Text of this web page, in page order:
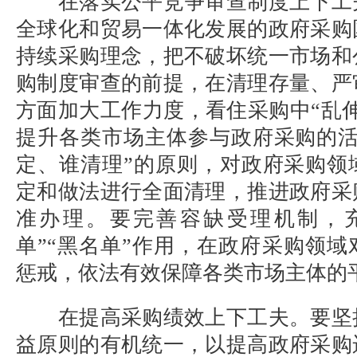
全球化和贸易一体化发展的政府采
持续采购理念，把不破坏统一市场
购制度审查的前提，在清理存量、
方面加大工作力度，看住采购中“乱
提升各类市场主体参与政府采购的
定、谁清理”的原则，对政府采购
定和做法进行全面清理，推进政府
准办理。要完善容缺受理机制，
单”“黑名单”作用，在政府采购领
惩戒，依法有效保障各类市场主体的
在提高采购绩效上下工夫。要
益原则的有机统一，以提高政府采